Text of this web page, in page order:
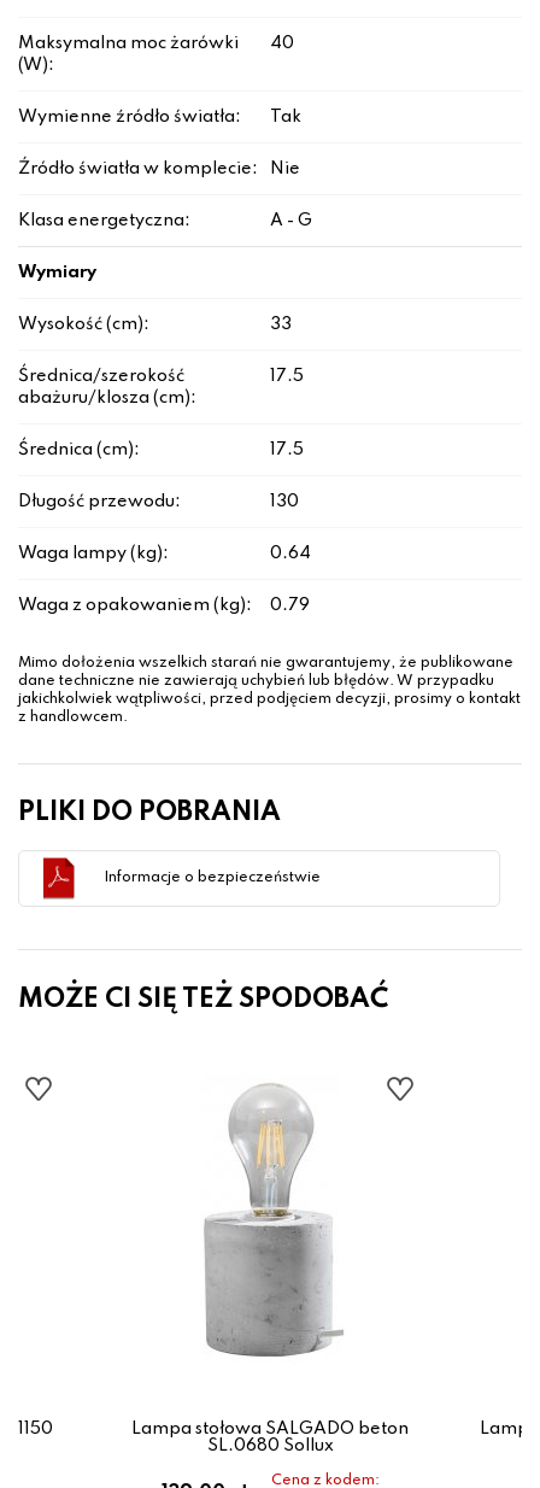
Maksymalna moc żarówki
(W):
40
Wymienne źródło światła: Tak
Źródło światła w komplecie: Nie
Klasa energetyczna: A - G
Wymiary
Wysokość (cm): 33
Średnica/szerokość
abażuru/klosza (cm):
17.5
Średnica (cm): 17.5
Długość przewodu: 130
Waga lampy (kg): 0.64
Waga z opakowaniem (kg): 0.79
Mimo dołożenia wszelkich starań nie gwarantujemy, że publikowane
dane techniczne nie zawierają uchybień lub błędów. W przypadku
jakichkolwiek wątpliwości, przed podjęciem decyzji, prosimy o kontakt
z handlowcem.
PLIKI DO POBRANIA
Informacje o bezpieczeństwie
MOŻE CI SIĘ TEŻ SPODOBAĆ
Lampa stołowa SALGADO beton
SL.0680 Sollux
Cena z kodem: